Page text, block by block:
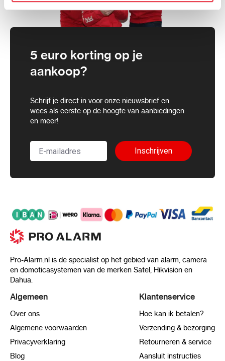
5 euro korting op je
aankoop?
Schrijf je direct in voor onze nieuwsbrief en
wees als eerste op de hoogte van aanbiedingen
en meer!
Inschrijven
Pro-Alarm.nl is de specialist op het gebied van alarm, camera
en domoticasystemen van de merken Satel, Hikvision en
Dahua.
Algemeen
Over ons
Algemene voorwaarden
Privacyverklaring
Blog
Klantenservice
Hoe kan ik betalen?
Verzending & bezorging
Retourneren & service
Aansluit instructies